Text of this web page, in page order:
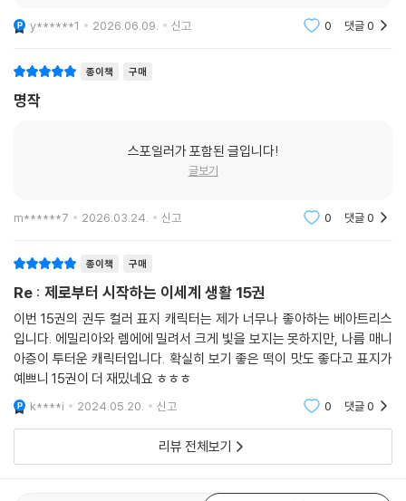
y******1 2026.06.09. 신고 0 댓글0
종이책 구매
명작
스포일러가 포함된 글입니다!
글보기
m******7 2026.03.24. 신고 0 댓글0
종이책 구매
Re : 제로부터 시작하는 이세계 생활 15권
이번 15권의 권두 컬러 표지 캐릭터는 제가 너무나 좋아하는 베아트리스
입니다. 에밀리아와 렘에에 밀려서 크게 빛을 보지는 못하지만, 나름 매니
아층이 투터운 캐릭터입니다. 확실히 보기 좋은 떡이 맛도 좋다고 표지가
예쁘니 15권이 더 재밌네요 ㅎㅎㅎ
k****i 2024.05.20. 신고 0 댓글0
리뷰 전체보기